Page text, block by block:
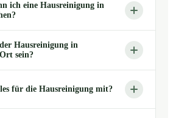
ich eine Hausreinigung in
Hausreinigung in
sein?
für die Hausreinigung mit?